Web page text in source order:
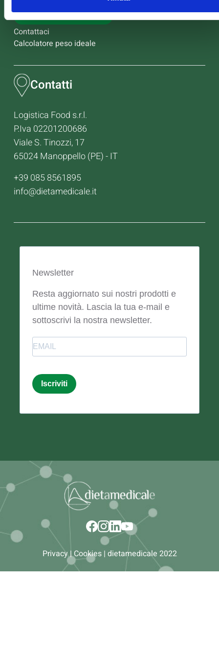
Scarica Valori Nutrizionali
Contattaci
Calcolatore peso ideale
Contatti
Logistica Food s.r.l.
P.Iva 02201200686
Viale S. Tinozzi, 17
65024 Manoppello (PE) - IT
+39 085 8561895
info@dietamedicale.it
Newsletter
Resta aggiornato sui nostri prodotti e
ultime novità. Lascia la tua e-mail e
sottoscrivi la nostra newsletter.
Email
Iscriviti
Privacy|Cookies| dietamedicale 2022